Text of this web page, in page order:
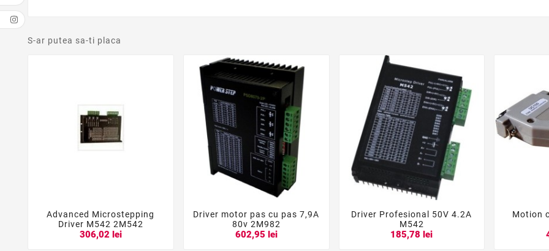
S-ar putea sa-ti placa
  
Advanced Microstepping
Driver M542 2M542
306,02 lei
  
Driver motor pas cu pas 7,9A
80v 2M982
602,95 lei

Driver Profesional 50V 4.2A
M542
185,78 lei
Motion